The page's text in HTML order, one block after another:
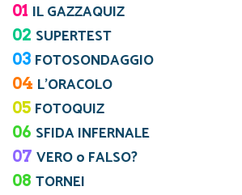
01 IL GAZZAQUIZ
02 SUPERTEST
03 FOTOSONDAGGIO
04 L’ORACOLO
05 FOTOQUIZ
06 SFIDA INFERNALE
07 VERO o FALSO?
08 TORNEI